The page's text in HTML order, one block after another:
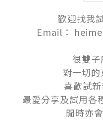
歡迎找我
Email：
很雙
對一切
喜歡試
最愛分享及試用各
閒時亦